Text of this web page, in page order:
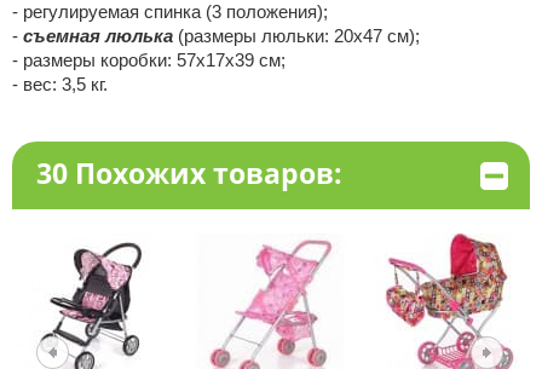
- регулируемая спинка (3 положения);
- съемная люлька(размеры люльки: 20х47 см);
- размеры коробки: 57х17х39 см;
- вес: 3,5 кг.
30 Похожих товаров: